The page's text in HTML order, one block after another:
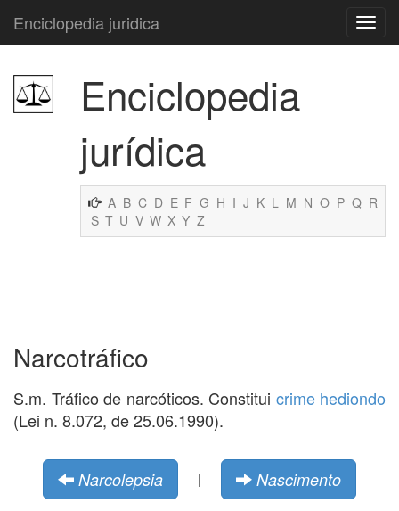
Enciclopedia juridica
Enciclopedia
jurídica
A B C D E F G H I J K L M N O P Q R
S T U V W X Y Z
Narcotráfico
S.m. Tráfico de narcóticos. Constitui crime hediondo
(Lei n. 8.072, de 25.06.1990).
Narcolepsia | Nascimento